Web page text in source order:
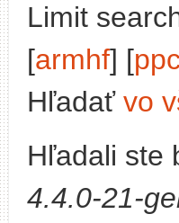
Limit
[armhf] [
Hľadať vo
Hľadali ste
4.4.0-21-